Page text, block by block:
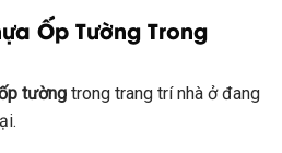
Ốp Tường Trong
tường trong trang trí nhà ở đang